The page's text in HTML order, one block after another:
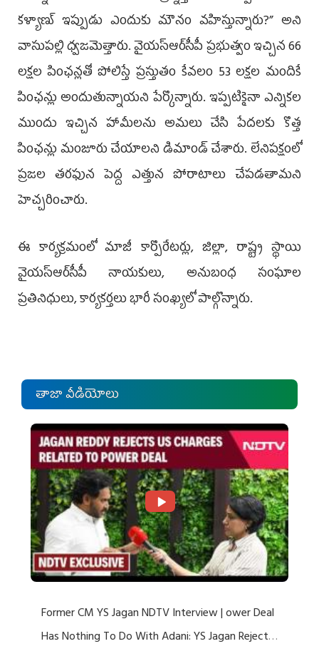
కళ్యాణ్ ఇప్పుడు ఎందుకు మౌనం వహిస్తున్నారు?” అని
వాసుపల్లి ధ్వజమెత్తారు. వైయ‌స్ఆర్‌సీపీ ప్రభుత్వం ఇచ్చిన 66
లక్షల పింఛన్లతో పోలిస్తే ప్రస్తుతం కేవలం 53 లక్షల మందికే
పింఛన్లు అందుతున్నాయని పేర్కొన్నారు. ఇప్పటికైనా ఎన్నికల
ముందు ఇచ్చిన హామీలను అమలు చేసి పేదలకు కొత్త
పింఛన్లు మంజూరు చేయాలని డిమాండ్ చేశారు. లేనిపక్షంలో
ప్రజల తరఫున పెద్ద ఎత్తున పోరాటాలు చేపడతామని
హెచ్చరించారు.
ఈ కార్యక్రమంలో మాజీ కార్పొరేటర్లు, జిల్లా, రాష్ట్ర స్థాయి
వైయ‌స్ఆర్‌సీపీ నాయకులు, అనుబంధ సంఘాల
ప్రతినిధులు, కార్యకర్తలు భారీ సంఖ్యలో పాల్గొన్నారు.
తాజా వీడియోలు
Former CM YS Jagan NDTV Interview | ower Deal
Has Nothing To Do With Adani: YS Jagan Rejects